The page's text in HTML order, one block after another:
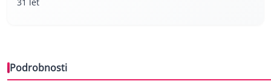
Podrobnosti